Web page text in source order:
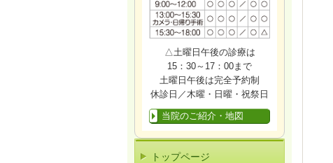
△土曜日午後の診療は
15：30～17：00まで
土曜日午後は完全予約制
休診日／木曜・日曜・祝祭日
当院のご紹介・地図
トップページ